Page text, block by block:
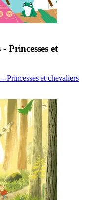
Princesses et
Princesses et chevaliers